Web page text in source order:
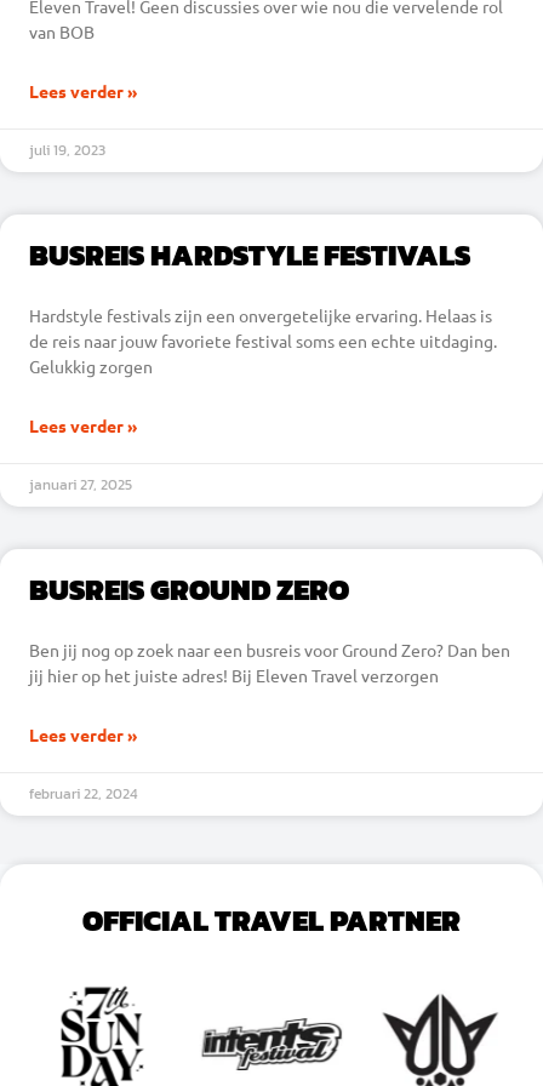
Eleven Travel! Geen discussies over wie nou die vervelende rol
van BOB
Lees verder »
juli 19, 2023
BUSREIS HARDSTYLE FESTIVALS
Hardstyle festivals zijn een onvergetelijke ervaring. Helaas is
de reis naar jouw favoriete festival soms een echte uitdaging.
Gelukkig zorgen
Lees verder »
januari 27, 2025
BUSREIS GROUND ZERO
Ben jij nog op zoek naar een busreis voor Ground Zero? Dan ben
jij hier op het juiste adres! Bij Eleven Travel verzorgen
Lees verder »
februari 22, 2024
OFFICIAL TRAVEL PARTNER